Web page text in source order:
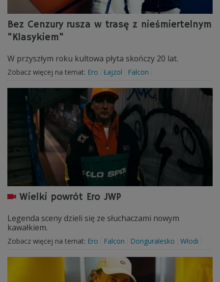
Bez Cenzury rusza w trasę z nieśmiertelnym
"Klasykiem"
W przyszłym roku kultowa płyta skończy 20 lat.
Zobacz więcej na temat: Ero Łajzol Falcon
Wielki powrót Ero JWP
Legenda sceny dzieli się ze słuchaczami nowym
kawałkiem.
Zobacz więcej na temat: Ero Falcon Donguralesko Włodi